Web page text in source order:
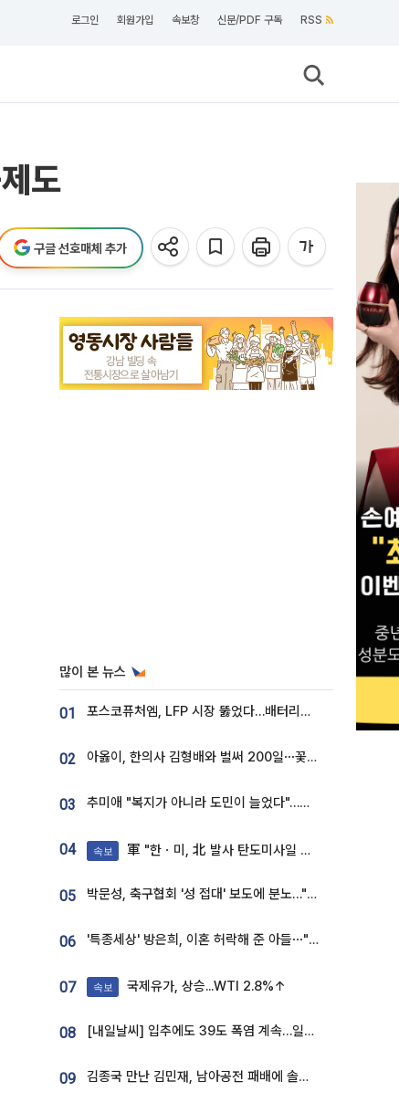
로그인 회원가입 속보창 신문/PDF 구독 RSS
도
구글 선호매체 추가
많이 본 뉴스
01 포스코퓨처엠, LFP 시장 뚫었다…배터리사와 대규모 장기 공급 합의
02 아옳이, 한의사 김형배와 벌써 200일⋯꽃다발 들고 "프러포즈 아냐"
03 추미애 "복지가 아니라 도민이 늘었다"…재정난 책임론 정면돌파
04 속보 軍 "한ㆍ미, 北 발사 탄도미사일 제원 정밀분석 중"
05 박문성, 축구협회 '성 접대' 보도에 분노…"다 말아먹으려고 작정했나"
06 '특종세상' 방은희, 이혼 허락해 준 아들⋯"너무 잘 커줬다" 오열
07 속보 국제유가, 상승...WTI 2.8%↑
08 [내일날씨] 입추에도 39도 폭염 계속…일부 지역 소나기
09 김종국 만난 김민재, 남아공전 패배에 솔직한 속내⋯"선수들도 못하긴 했다"